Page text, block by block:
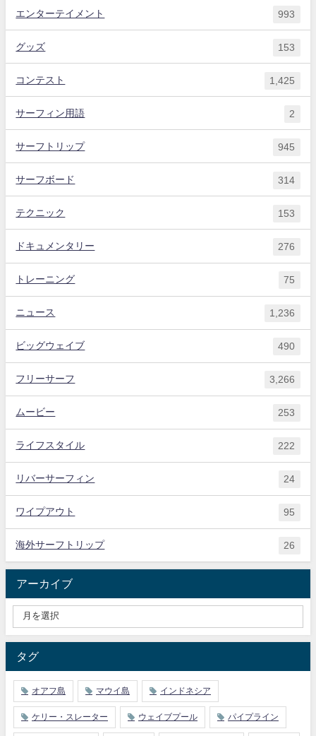
エンターテイメント 993
グッズ 153
コンテスト 1,425
サーフィン用語 2
サーフトリップ 945
サーフボード 314
テクニック 153
ドキュメンタリー 276
トレーニング 75
ニュース 1,236
ビッグウェイブ 490
フリーサーフ 3,266
ムービー 253
ライフスタイル 222
リバーサーフィン 24
ワイプアウト 95
海外サーフトリップ 26
アーカイブ
タグ
オアフ島 マウイ島 インドネシア
ケリー・スレーター ウェイブプール パイプライン